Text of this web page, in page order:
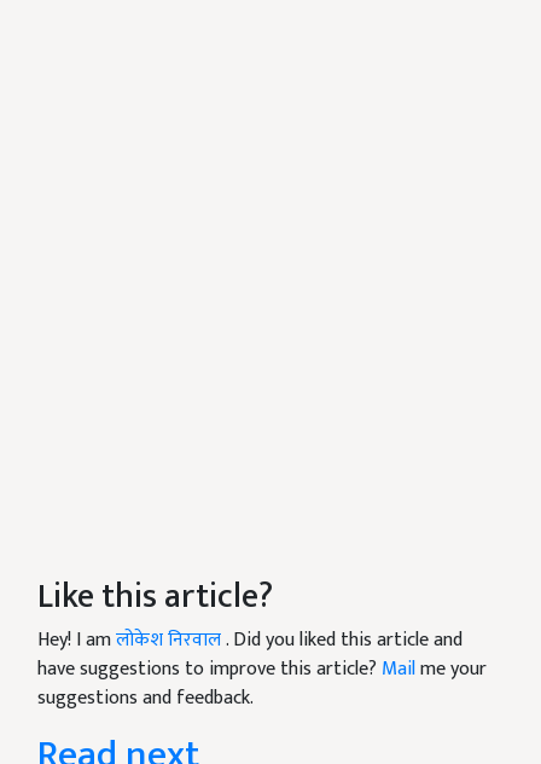
Like this article?
Hey! I amलोकेश निरवाल. Did you liked this article and
have suggestions to improve this article? Mailme your
suggestions and feedback.